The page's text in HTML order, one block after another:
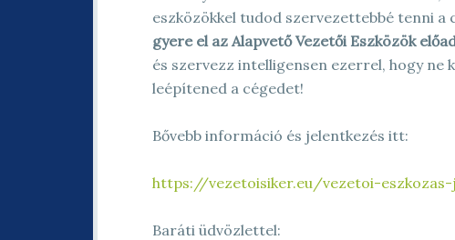
eszközökkel tudod szervezettebbé tenni a
gyere el az Alapvető Vezetői Eszközök
és szervezz intelligensen ezerrel, hogy ne
leépítened a cégedet!
Bővebb információ és jelentkezés itt:
https://vezetoisiker.eu/vezetoi-
Baráti üdvözlettel: